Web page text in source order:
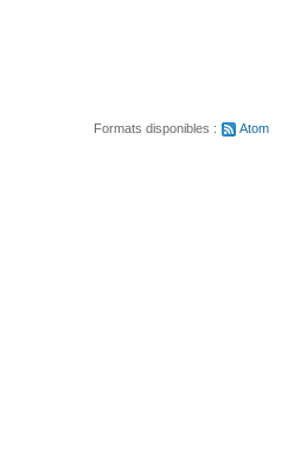
Formats disponibles : Atom